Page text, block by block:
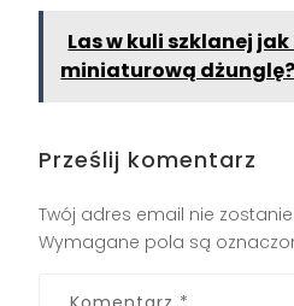
Las w kuli szklanej
miniaturową dżunglę?
Prześlij komentarz
Twój adres email nie
Wymagane pola są